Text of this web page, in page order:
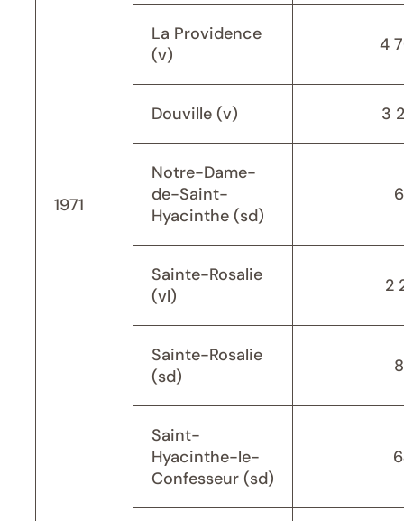
1971
La Providence
(v)
4
Douville (v) 3
Notre-Dame-
de-Saint-
Hyacinthe (sd)
Sainte-Rosalie
(vl)
2
Sainte-Rosalie
(sd)
Saint-
Hyacinthe-le-
Confesseur (sd)